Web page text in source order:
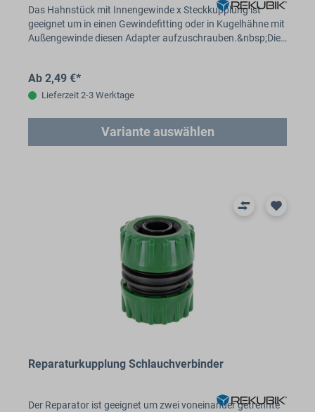
Das Hahnstück mit Innengewinde x Steckkupplung ist
geeignet um in einen Gewindefitting oder in Kugelhähne mit
Außengewinde diesen Adapter aufzuschrauben.&nbsp;Die…
Ab 2,49 €*
Lieferzeit 2-3 Werktage
Variante auswählen
Reparaturkupplung Schlauchverbinder
Der Reparator ist geeignet um zwei voneinander getrennte